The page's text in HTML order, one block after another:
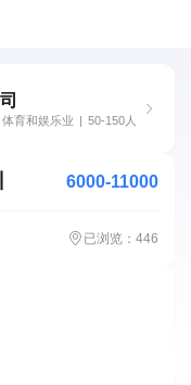
育和娱乐业 | 50-150人
6000-11000
已浏览：446